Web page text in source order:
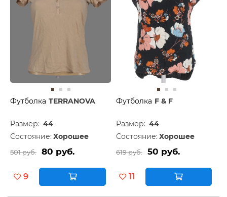
Футболка TERRANOVA
Размер: 44
Состояние: Хорошее
501 руб. 80 руб.
9
Футболка F & F
Размер: 44
Состояние: Хорошее
619 руб. 50 руб.
11